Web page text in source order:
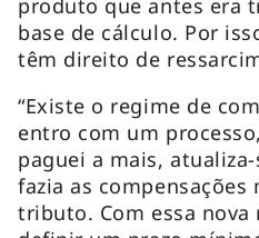
base de cálculo. Por
têm direito de
“Existe o regime de
entro com um
paguei a mais,
fazia as compensações
tributo. Com essa nova